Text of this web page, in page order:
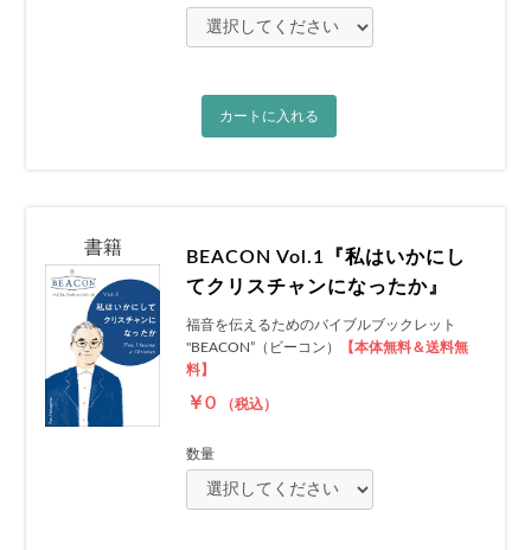
カートに入れる
書籍
BEACON Vol.1『私はいかにし
てクリスチャンになったか』
福音を伝えるためのバイブルブックレット
"BEACON”（ビーコン）
【本体無料＆送料無
料】
￥0 （税込）
数量